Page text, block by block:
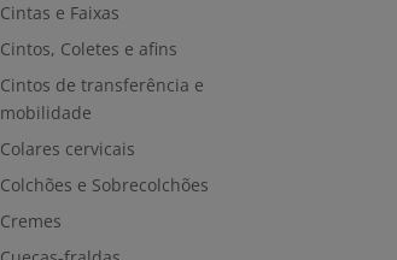
Cintas e Faixas
Cintos, Coletes e afins
Cintos de transferência e
mobilidade
Colares cervicais
Colchões e Sobrecolchões
Cremes